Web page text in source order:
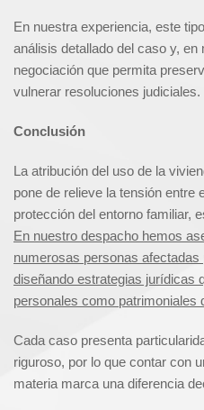
En nuestra experiencia, este
análisis detallado del caso y,
negociación que permita
vulnerar resoluciones judiciales.
Conclusión
La atribución del uso de la
pone de relieve la tensión entre
protección del entorno familiar,
En nuestro despacho hemos
numerosas personas
diseñando estrategias jurídicas
personales como patrimoniales
Cada caso presenta
riguroso, por lo que contar con
materia marca una diferencia